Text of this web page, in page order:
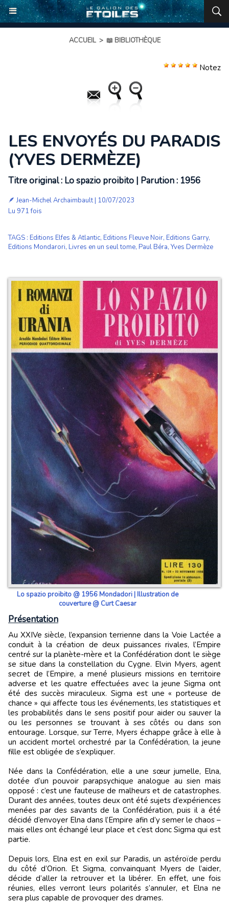
ACCUEIL > 📖 BIBLIOTHÈQUE
Notez
LES ENVOYÉS DU PARADIS
(YVES DERMÈZE)
Titre original : Lo spazio proibito | Parution : 1956
🪶Jean-Michel Archaimbault| 10/07/2023
Lu 971 fois
TAGS : Editions Elfes & Atlantic, Editions Fleuve Noir, Editions Garry,
Editions Mondarori, Livres en un seul tome, Paul Béra,Yves Dermèze
Lo spazio proibito @ 1956 Mondadori | Illustration de
couverture @ Curt Caesar
Présentation
Au XXIVe siècle, l’expansion terrienne dans la Voie Lactée a
conduit à la création de deux puissances rivales, l’Empire
centré sur la planète-mère et la Confédération dont le siège
se situe dans la constellation du Cygne. Elvin Myers, agent
secret de l’Empire, a mené plusieurs missions en territoire
adverse et les quatre effectuées avec la jeune Sigma ont
été des succès miraculeux. Sigma est une « porteuse de
chance » qui affecte tous les événements, les statistiques et
les probabilités dans le sens positif pour aider ou sauver la
ou les personnes se trouvant à ses côtés ou dans son
entourage. Lorsque, sur Terre, Myers échappe grâce à elle à
un accident mortel orchestré par la Confédération, la jeune
fille est obligée de s’expliquer.
Née dans la Confédération, elle a une sœur jumelle, Elna,
dotée d’un pouvoir parapsychique analogue au sien mais
opposé : c’est une fauteuse de malheurs et de catastrophes.
Durant des années, toutes deux ont été sujets d’expériences
menées par des savants de la Confédération, puis il a été
décidé d’envoyer Elna dans l’Empire afin d’y semer le chaos –
mais elles ont échangé leur place et c’est donc Sigma qui est
partie.
Depuis lors, Elna est en exil sur Paradis, un astéroïde perdu
du côté d’Orion. Et Sigma, convainquant Myers de l’aider,
décide d’aller la retrouver et la libérer. En effet, une fois
réunies, elles verront leurs polarités s’annuler, et Elna ne
sera plus capable de provoquer des drames.